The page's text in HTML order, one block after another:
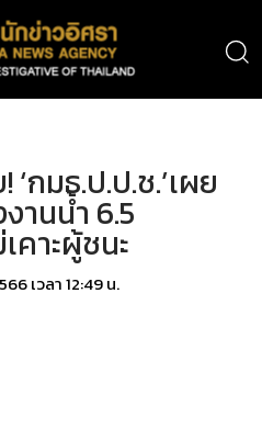
กมธ.ป.ป.ช.’เผย
านน้ำ 6.5
คาะผู้ชนะ
เวลา 12:49 น.